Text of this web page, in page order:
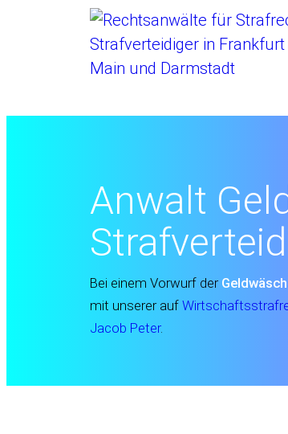
Startseite//
Anwalt
Bei einem Vorwurf der
mit unserer auf
Jacob Peter.